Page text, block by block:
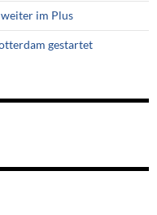
im Plus
gestartet